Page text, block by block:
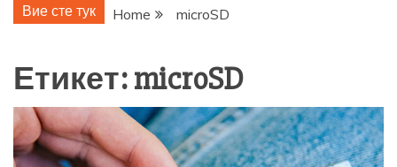
Вие сте тук Home microSD
Етикет:microSD